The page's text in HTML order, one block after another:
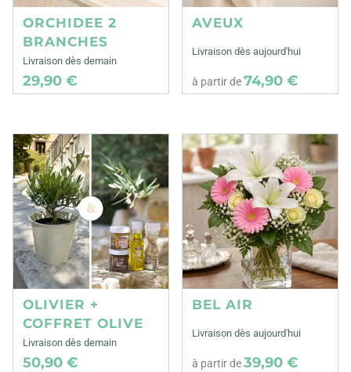
ORCHIDEE 2
BRANCHES
Livraison dès demain
29,90 €
AVEUX
Livraison dès aujourd'hui
à partir de74,90 €
OLIVIER +
COFFRET OLIVE
Livraison dès demain
50,90 €
BEL AIR
Livraison dès aujourd'hui
à partir de39,90 €